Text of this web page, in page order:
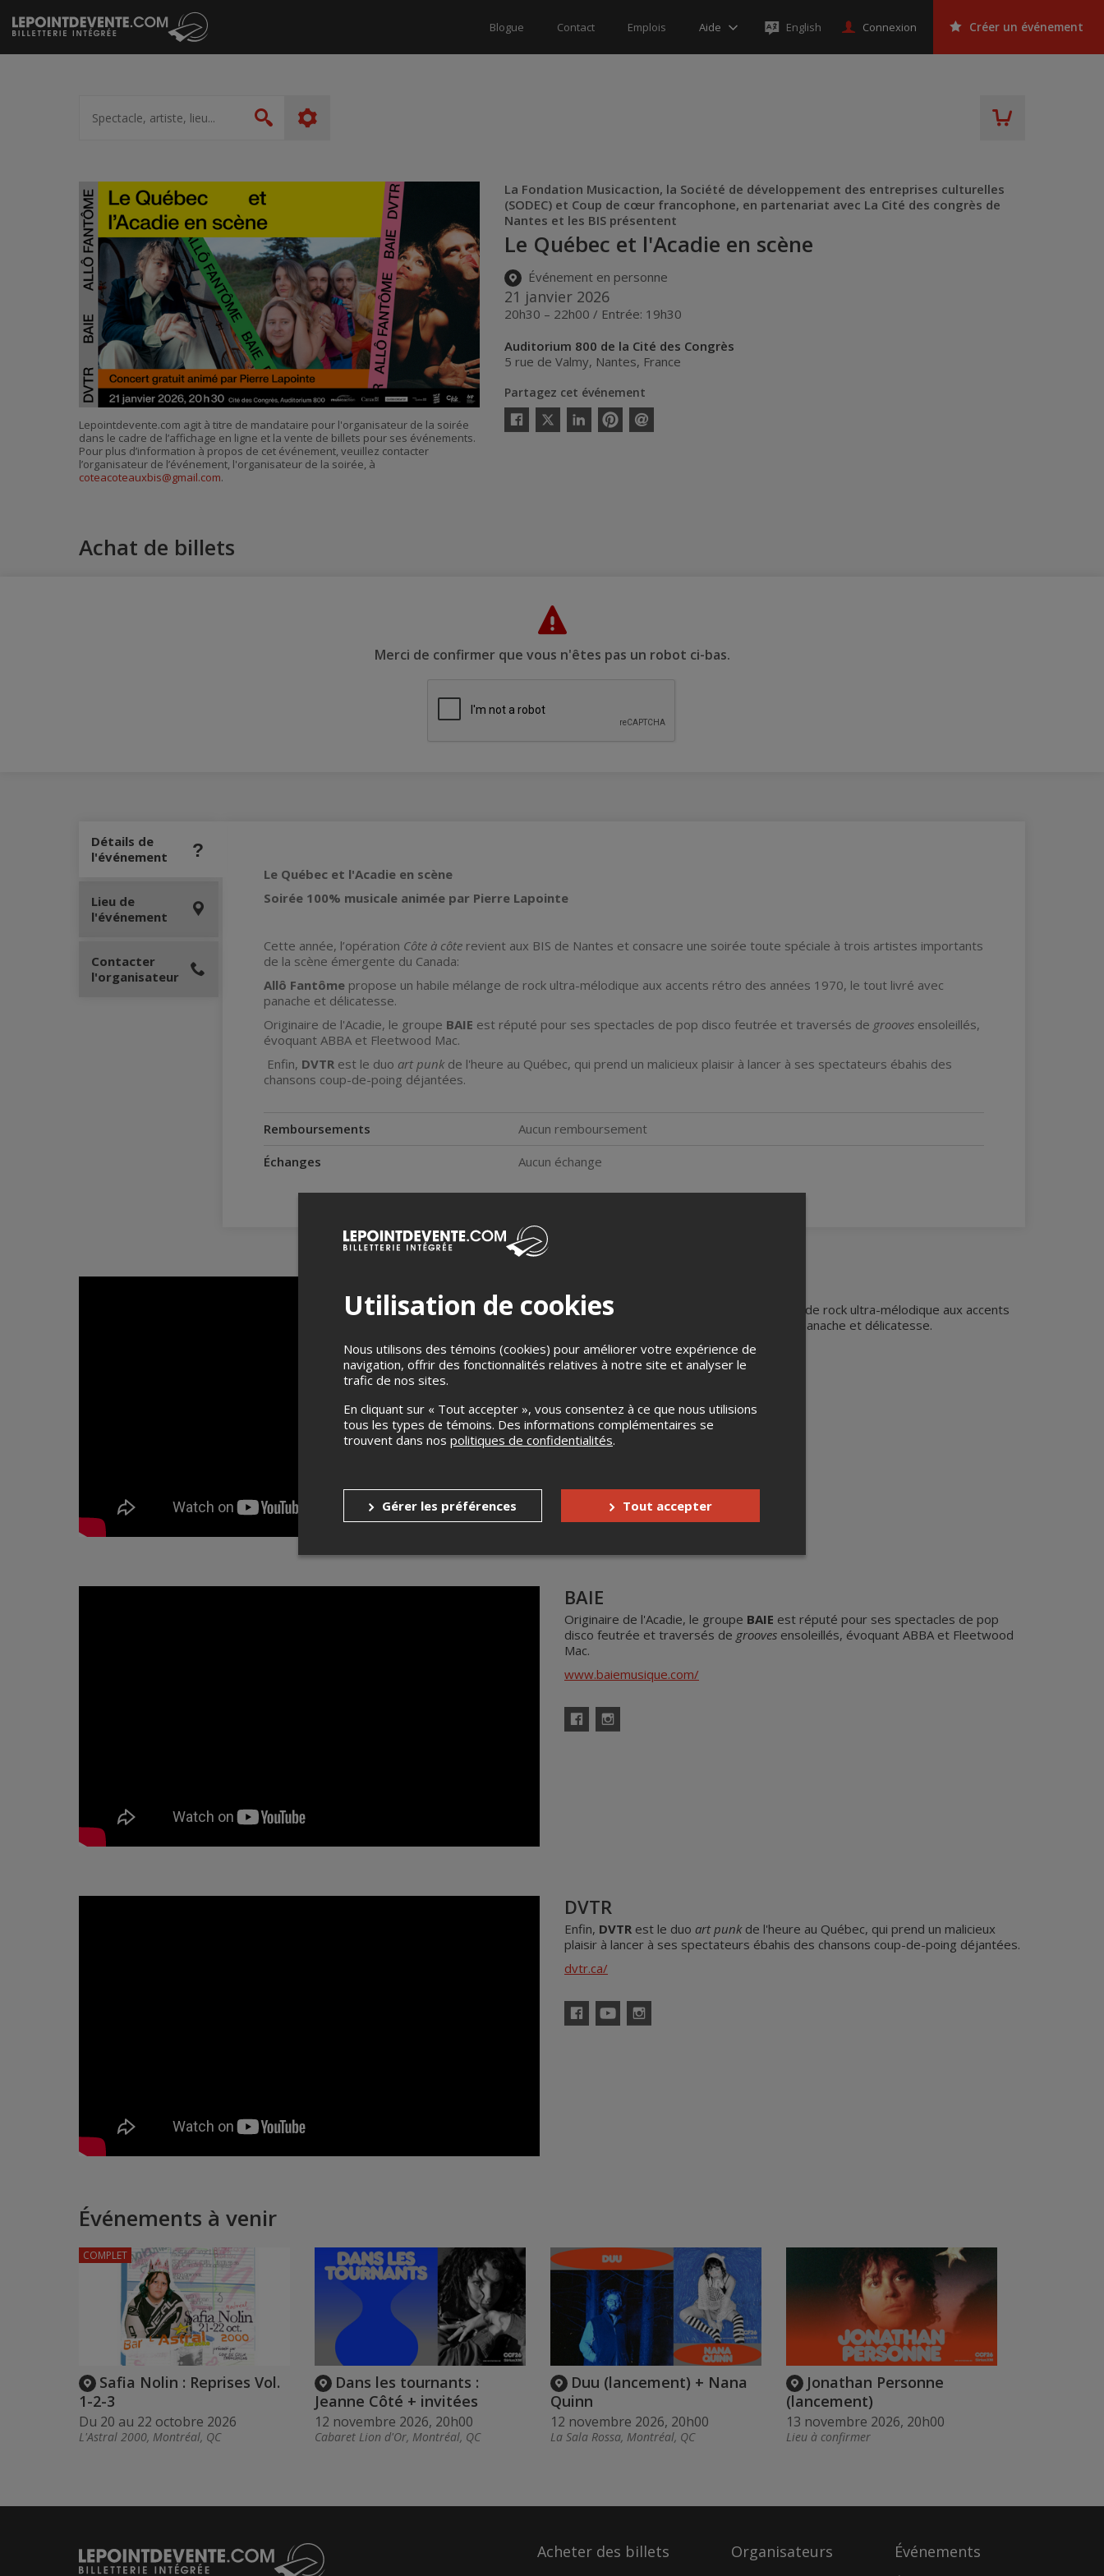
Passer
au
contenu
Blogue Contact Emplois Aide English Connexion Créer un événement
artiste,
lieu...
Rechercher
La Fondation Musicaction, la Société de développement des entreprises culturelles
(SODEC) et Coup de cœur francophone, en partenariat avec La Cité des congrès de
Nantes et les BIS présentent
Le Québec et l'Acadie en scène
Événement en personne
21 janvier 2026
20h30 – 22h00 / Entrée: 19h30
Auditorium 800 de la Cité des Congrès
5 rue de Valmy, Nantes, France
Partagez cet événement
Facebook
Twitter
LinkedinPinterestEnvoyer
Lepointdevente.com agit à titre de mandataire pour l'organisateur de la soirée
dans le cadre de l’affichage en ligne et la vente de billets pour ses événements.
Pour plus d’information à propos de cet événement, veuillez contacter
l’organisateur de l’événement, l'organisateur de la soirée, à
coteacoteauxbis@gmail.com.
Achat de billets
Merci de confirmer que vous n'êtes pas un robot ci-bas.
Détails de
l'événement
Le Québec et l'Acadie en scène
Soirée 100% musicale animée par Pierre Lapointe
Cette année, l’opération Côte à côte revient aux BIS de Nantes et consacre une soirée toute spéciale à trois artistes importants
de la scène émergente du Canada:
Allô Fantôme propose un habile mélange de rock ultra-mélodique aux accents rétro des années 1970, le tout livré avec
panache et délicatesse.
Originaire de l'Acadie, le groupe BAIE est réputé pour ses spectacles de pop disco feutrée et traversés de grooves ensoleillés,
évoquant ABBA et Fleetwood Mac.
Enfin, DVTR est le duo art punk de l'heure au Québec, qui prend un malicieux plaisir à lancer à ses spectateurs ébahis des
chansons coup-de-poing déjantées.
Remboursements
Aucun remboursement
Échanges
Aucun échange
Lieu de
l'événement
Contacter
l'organisateur
Allô Fantôme
propose un habile mélange de rock ultra-mélodique aux accents
rétro des années 1970, le tout livré avec panache et délicatesse.
www.bonbonbon.ca/accueil/allo-fantome
FacebookYouTube Instagram
BAIE
Originaire de l'Acadie, le groupe BAIE est réputé pour ses spectacles de pop
disco feutrée et traversés de grooves ensoleillés, évoquant ABBA et Fleetwood
Mac.
www.baiemusique.com/
DVTR
Enfin, DVTR est le duo art punkde l'heure au Québec, qui prend un malicieux
plaisir à lancer à ses spectateurs ébahis des chansons coup-de-poing déjantées.
dvtr.ca/
Événements à venir
Safia Nolin : Reprises Vol.
1-2-3
Du 20 au 22 octobre 2026
L'Astral 2000, Montréal, QC
COMPLET
Dans les tournants :
Jeanne Côté + invitées
12 novembre 2026, 20h00
Cabaret Lion d'Or, Montréal, QC
Duu (lancement) + Nana
Quinn
12 novembre 2026, 20h00
La Sala Rossa, Montréal, QC
Jonathan Personne
(lancement)
13 novembre 2026, 20h00
Lieu à confirmer
Acheter des billets Organisateurs Événements
Utilisation de cookies
Nous utilisons des témoins (cookies) pour améliorer votre expérience de
navigation, offrir des fonctionnalités relatives à notre site et analyser le
trafic de nos sites.
En cliquant sur « Tout accepter », vous consentez à ce que nous utilisions
tous les types de témoins. Des informations complémentaires se
trouvent dans nos politiques de confidentialités.
Gérer les préférences Tout accepter